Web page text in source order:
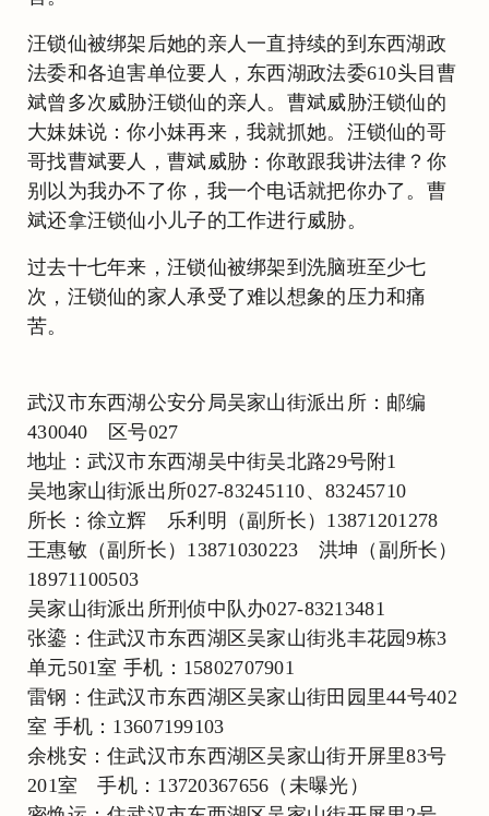
汪锁仙被绑架后她的亲人一直持续的到东西湖政
法委和各迫害单位要人，东西湖政法委610头目曹
斌曾多次威胁汪锁仙的亲人。曹斌威胁汪锁仙的
大妹妹说：你小妹再来，我就抓她。汪锁仙的哥
哥找曹斌要人，曹斌威胁：你敢跟我讲法律？你
别以为我办不了你，我一个电话就把你办了。曹
斌还拿汪锁仙小儿子的工作进行威胁。
过去十七年来，汪锁仙被绑架到洗脑班至少七
次，汪锁仙的家人承受了难以想象的压力和痛
苦。
武汉市东西湖公安分局吴家山街派出所：邮编
430040 区号027
地址：武汉市东西湖吴中街吴北路29号附1
吴地家山街派出所027-83245110、83245710
所长：徐立辉 乐利明（副所长）13871201278
王惠敏（副所长）13871030223 洪坤（副所长）
18971100503
吴家山街派出所刑侦中队办027-83213481
张鎏：住武汉市东西湖区吴家山街兆丰花园9栋3
单元501室 手机：15802707901
雷钢：住武汉市东西湖区吴家山街田园里44号402
室 手机：13607199103
余桃安：住武汉市东西湖区吴家山街开屏里83号
201室 手机：13720367656（未曝光）